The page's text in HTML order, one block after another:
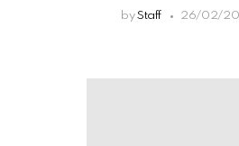
by Staff 26/02/